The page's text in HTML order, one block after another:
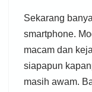
Sekarang
smartphone.
macam dan
siapapun
masih awam.